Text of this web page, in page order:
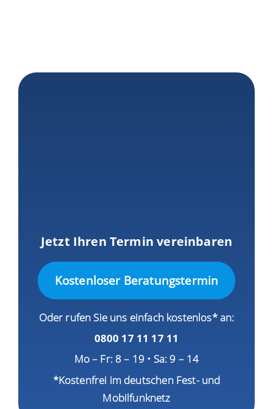
Jetzt Ihren Termin vereinbaren
Kostenloser Beratungstermin
Oder rufen Sie uns einfach kostenlos* an:
0800 17 11 17 11
Mo – Fr: 8 – 19 • Sa: 9 – 14
*Kostenfrei im deutschen Fest- und
Mobilfunknetz